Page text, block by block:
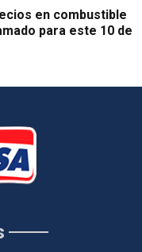
en combustible
para este 10 de